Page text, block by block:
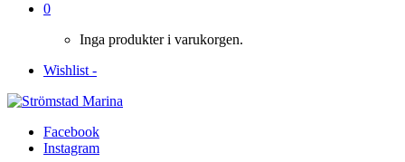
0
Inga produkter i varukorgen.
Wishlist -
Facebook
Instagram